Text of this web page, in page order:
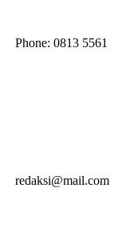
Phone: 0813 5561
redaksi@mail.com